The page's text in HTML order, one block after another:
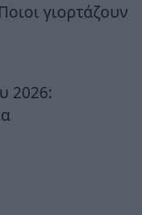
γιορτάζουν
2026: